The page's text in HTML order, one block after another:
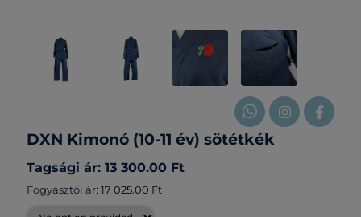
DXN Kimonó (10-11 év) sötétkék
Tagsági ár: 13 300.00 Ft
Fogyasztói ár: 17 025.00 Ft